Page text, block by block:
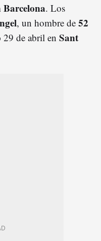
. Los
, un hombre de 52
29 de abril en Sant